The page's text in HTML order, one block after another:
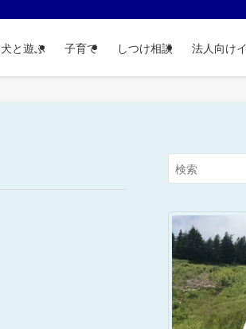
と遊ぶ 子育て しつけ相談 法人向け